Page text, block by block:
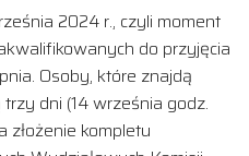
2024 r., czyli moment
do przyjęcia
Osoby, które znajdą
dni (14 września godz.
złożenie kompletu